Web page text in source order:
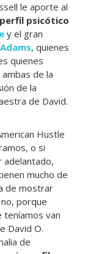
le aporte al
perfil psicótico
y el gran
, quienes
quienes
de la
de la
de David.
Hustle
o si
adelantado,
mucho de
de mostrar
porque
teníamos van
David O.
de